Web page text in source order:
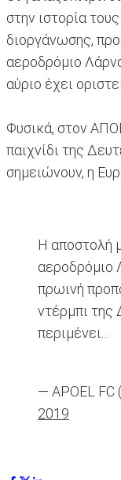
στην ιστορία
διοργάνωσης,
αεροδρόμιο
αύριο έχει
Φυσικά, στον
παιχνίδι της
σημειώνουν, η
Η αποστολή
αεροδρόμιο
πρωινή
ντέρμπι
περιμένει...
— APOEL FC
2019